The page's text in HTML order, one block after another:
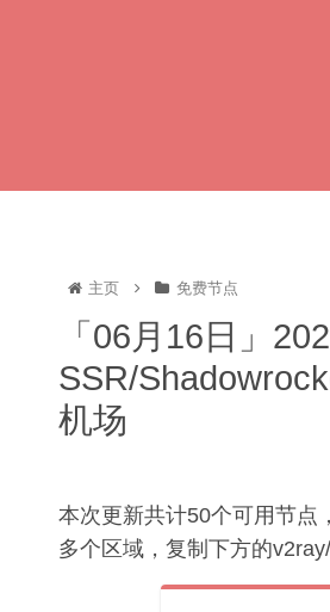
主页 免费节点
「06月16日」
SSR/
机场
本次更新共计50个可用节点
多个区域，复制下方的